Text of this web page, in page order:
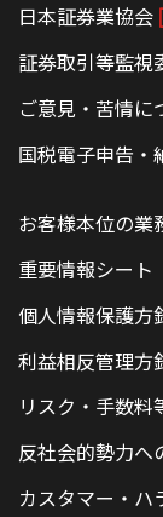
日本証券業協会
証券取引等監視
ご意見・苦情に
国税電子申告・
お客様本位の業
重要情報シート
個人情報保護方
利益相反管理方
リスク・手数料
反社会的勢力へ
カスタマー・ハ